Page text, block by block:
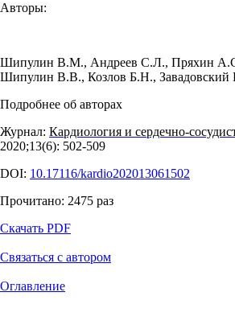
Авторы:
Шипулин В.М., Андреев С.Л., Пряхин
Шипулин В.В., Козлов Б.Н.,
Подробнее об авторах
Журнал: Кардиология и сердечно-
2020;13(6): 502‑509
DOI: 10.17116/kardio202013061502
Прочитано: 2475 раз
Скачать PDF
Связаться с автором
Оглавление